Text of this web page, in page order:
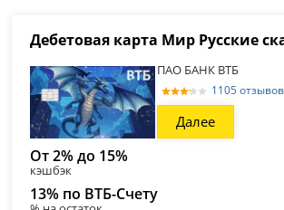
Дебетовая карта Мир Русские
ПАО БАНК ВТБ
1105 отзывов
Далее
От 2% до 15%
кэшбэк
13% по ВТБ-Счету